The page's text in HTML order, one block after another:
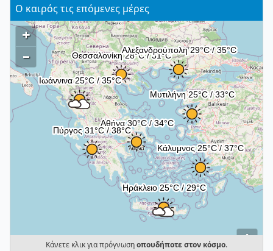
Ο καιρός τις επόμενες μέρες
i
+
–
Κάνετε κλικ για πρόγνωσηοπουδήποτε στον κόσμο.